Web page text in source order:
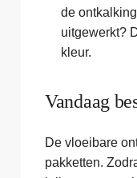
de
uitgewerkt?
kleur.
Vandaag
De vloeibare
pakketten.